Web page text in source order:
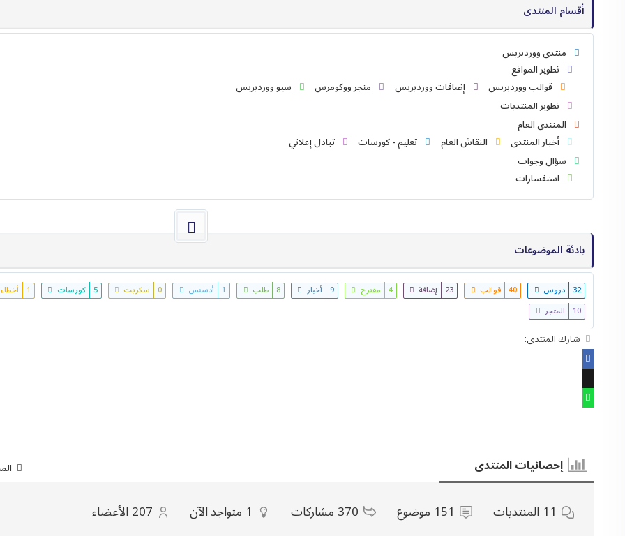
أقسام المنتدى
منتدى ووردبريس
تطوير المواقع
قوالب ووردبريس
إضافات ووردبريس متجر ووكومرس
سيو ووردبريس
تطوير المنتديات
المنتدى العام
أخبار المنتدى
النقاش العام تعليم - كورسات
تبادل إعلاني
سؤال وجواب
استفسارات
بادئة الموضوعات
32 دروس 40 قوالب 23 إضافة 4 مقترح 9 أخبار 8 طلب 1 أدسنس 0 سكربت 5 كورسات 1 أخطاء
10 المتجر
شارك المنتدى:
إحصائيات المنتدى
11 المنتديات 151 موضوع 370مشاركات 1 متواجد الآن 207الأعضاء